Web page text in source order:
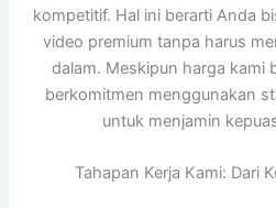
kompetitif. Hal ini berarti Anda
video premium tanpa harus
dalam. Meskipun harga kami
berkomitmen menggunakan
untuk menjamin
Tahapan Kerja Kami: Dari